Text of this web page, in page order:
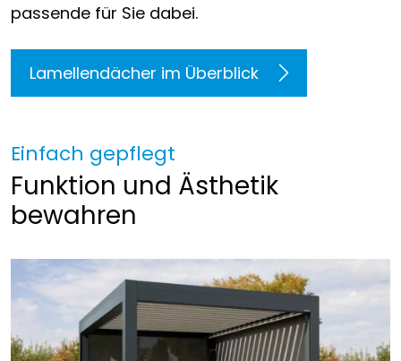
passende für Sie dabei.
Lamellendächer im Überblick
Einfach gepflegt
Funktion und Ästhetik
bewahren